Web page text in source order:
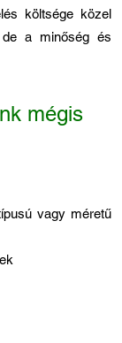
költsége közel
a minőség és
mégis
vagy méretű